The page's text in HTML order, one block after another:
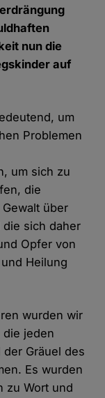
nun die
auf
um
Problemen
um sich zu
die
über
sich daher
Opfer von
Heilung
wurden wir
die jeden
Gräuel des
Es wurden
zu Wort und